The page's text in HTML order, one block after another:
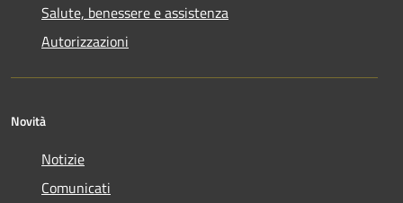
Salute, benessere e assistenza
Autorizzazioni
Novità
Notizie
Comunicati